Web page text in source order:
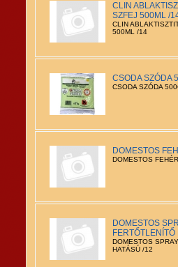
CLIN
SZFEJ 500ML /
CLIN
500ML /14
CSODA SZÓDA
CSODA SZÓDA
DOMESTOS
DOMESTOS
DOMESTOS
DOMESTOS
HATÁSÚ /12